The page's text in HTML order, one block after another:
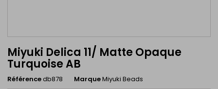
Miyuki Delica 11/ Matte Opaque
Turquoise AB
Référencedb878 MarqueMiyuki Beads